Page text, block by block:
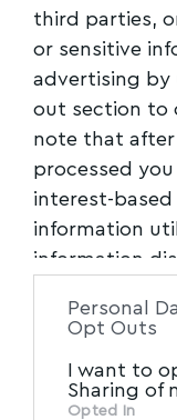
third parties,
or sensitive
advertising by
out section to
note that
processed
interest-based
information
information
of the further
of
information
Personal
Opt Outs
I want to
Sharing of
Opted In